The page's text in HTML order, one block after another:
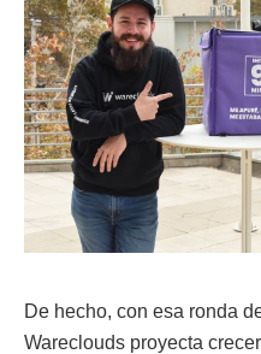
De hecho, con esa ronda
Wareclouds proyecta